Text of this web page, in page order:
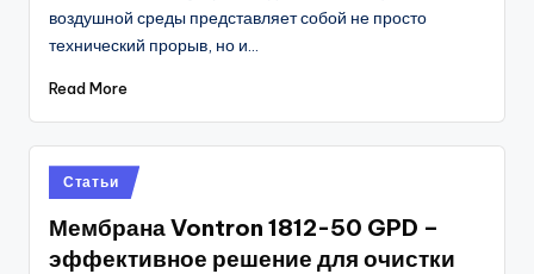
воздушной среды представляет собой не просто
технический прорыв, но и…
Read More
Posted
in
Статьи
Мембрана Vontron 1812-50 GPD –
эффективное решение для очистки